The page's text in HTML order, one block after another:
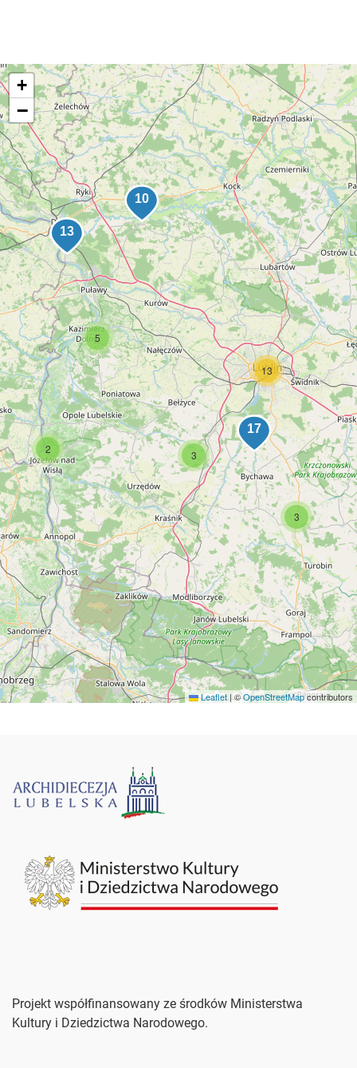
3
5
2 3
13
+
−
Leaflet |©OpenStreetMapcontributors
Projekt współfinansowany ze środków Ministerstwa
Kultury i Dziedzictwa Narodowego.